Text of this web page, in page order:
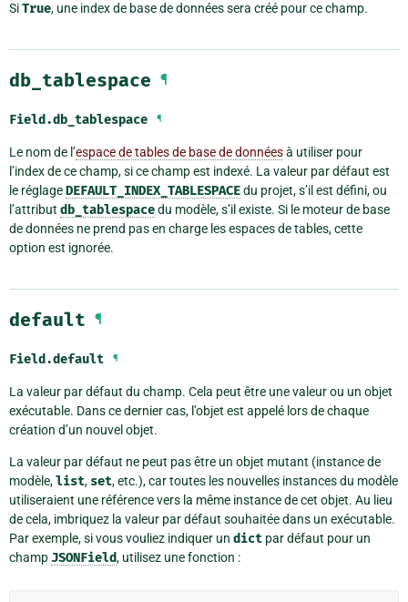
SiTrue, une index de base de données sera créé pour ce champ.
db_tablespace ¶
Field.db_tablespace ¶
Le nom de l’espace de tables de base de donnéesà utiliser pour
l’index de ce champ, si ce champ est indexé. La valeur par défaut est
le réglageDEFAULT_INDEX_TABLESPACEdu projet, s’il est défini, ou
l’attribut db_tablespacedu modèle, s’il existe. Si le moteur de base
de données ne prend pas en charge les espaces de tables, cette
option est ignorée.
default ¶
Field.default ¶
La valeur par défaut du champ. Cela peut être une valeur ou un objet
exécutable. Dans ce dernier cas, l’objet est appelé lors de chaque
création d’un nouvel objet.
La valeur par défaut ne peut pas être un objet mutant (instance de
modèle,list, set, etc.), car toutes les nouvelles instances du modèle
utiliseraient une référence vers la même instance de cet objet. Au lieu
de cela, imbriquez la valeur par défaut souhaitée dans un exécutable.
Par exemple, si vous vouliez indiquer un dict par défaut pour un
champJSONField, utilisez une fonction :